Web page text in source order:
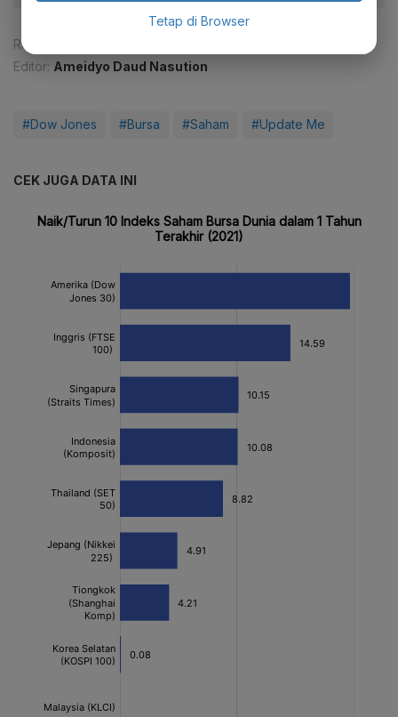
Reporter:
Editor: Ameidyo Daud Nasution
#Dow Jones #Bursa #Saham #Update Me
CEK JUGA DATA INI
Tetap di Browser